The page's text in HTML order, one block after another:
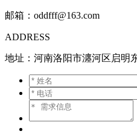
邮箱：oddfff@163.com
ADDRESS
地址：河南洛阳市瀍河区启明